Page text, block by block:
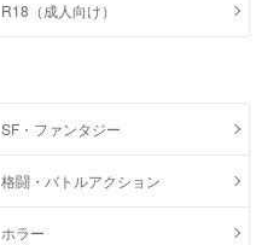
R18（成人向け）
SF・ファンタジー
格闘・バトルアクション
ホラー